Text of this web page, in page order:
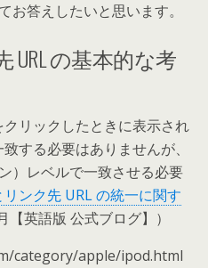
お答えしたいと思います。
URL の基本的な考
リックしたときに表示され
する必要はありませんが、
）レベルで一致させる必要
ンク先 URL の統一に関す
【英語版 公式ブログ】）
category/apple/ipod.html